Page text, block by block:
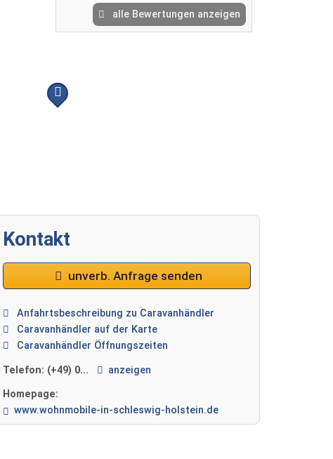
alle Bewertungen anzeigen
Kontakt
unverb. Anfrage senden
Anfahrtsbeschreibung zu Caravanhändler
Caravanhändler auf der Karte
Caravanhändler Öffnungszeiten
Telefon: (+49) 0... anzeigen
Homepage:
www.wohnmobile-in-schleswig-holstein.de